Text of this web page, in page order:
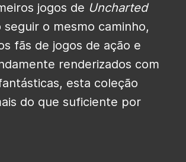
jogos de Uncharted
seguir o mesmo caminho,
fãs de jogos de ação e
renderizados com
esta coleção
do que suficiente por